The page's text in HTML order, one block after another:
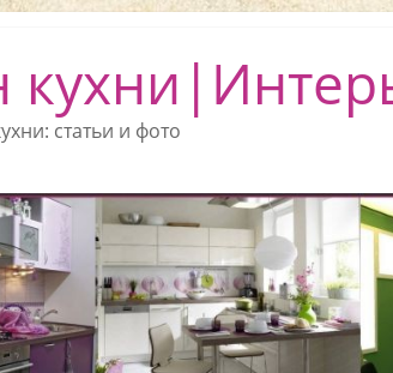
статьи и фото